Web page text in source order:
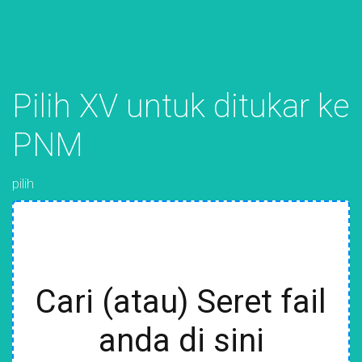
Pilih XV untuk ditukar ke
PNM
pilih
Cari (atau) Seret fail
anda di sini